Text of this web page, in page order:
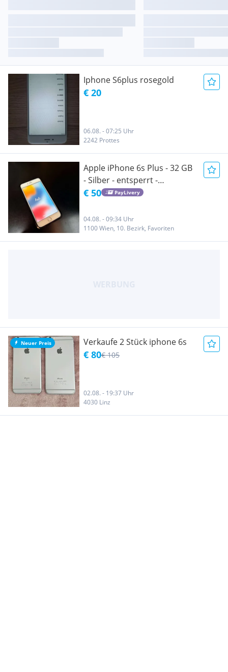
Iphone S6plus rosegold
€ 20
06.08. - 07:25 Uhr
2242 Prottes
Apple iPhone 6s Plus - 32 GB
- Silber - entsperrt -
gebraucht
€ 50 PayLivery
04.08. - 09:34 Uhr
1100 Wien, 10. Bezirk, Favoriten
Neuer Preis Verkaufe 2 Stück iphone 6s
€ 80€ 105
02.08. - 19:37 Uhr
4030 Linz